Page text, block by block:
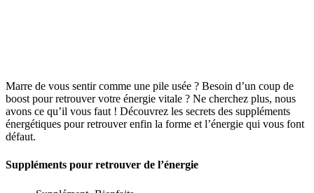
Marre de vous sentir comme une pile usée ? Besoin d’un coup de
boost pour retrouver votre énergie vitale ? Ne cherchez plus, nous
avons ce qu’il vous faut ! Découvrez les secrets des suppléments
énergétiques pour retrouver enfin la forme et l’énergie qui vous font
défaut.
Suppléments pour retrouver de l’énergie